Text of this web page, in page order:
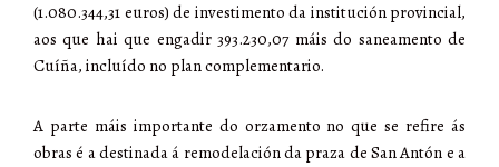
(1.080.344,31 euros) de investimento da institución provincial,
aos que hai que engadir 393.230,07 máis do saneamento de
Cuíña, incluído no plan complementario.
A parte máis importante do orzamento no que se refire ás
obras é a destinada á remodelación da praza de San Antón e a